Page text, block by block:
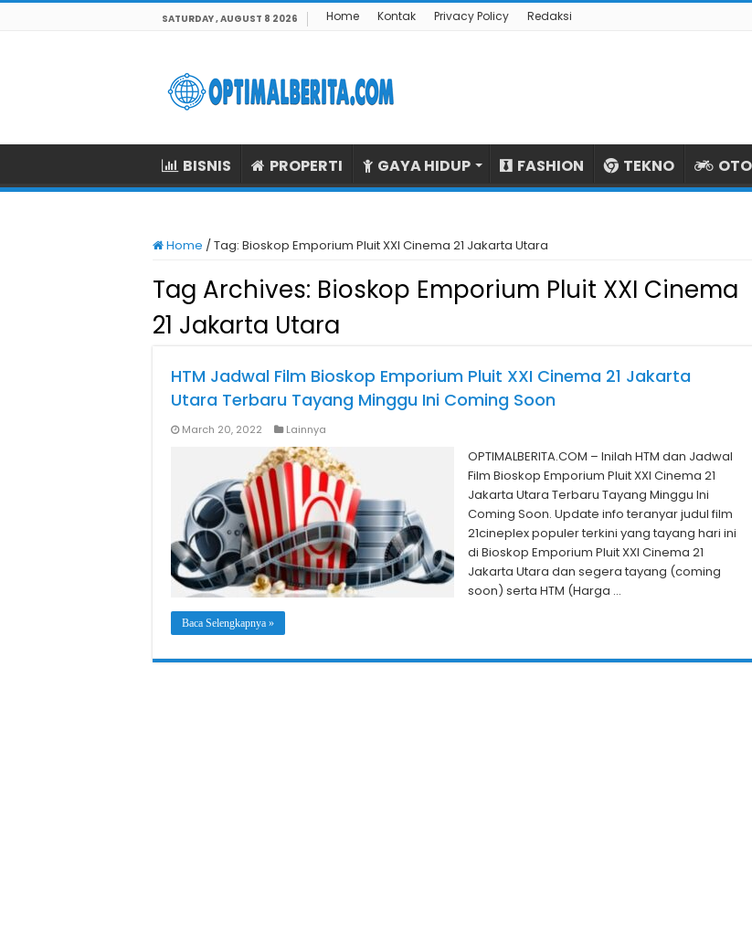
SATURDAY , AUGUST 8 2026 Home Kontak Privacy Policy Redaksi
BISNIS PROPERTI GAYA HIDUP FASHION TEKNO
Home /Tag: Bioskop Emporium Pluit XXI Cinema 21 Jakarta Utara
Tag Archives: Bioskop Emporium Pluit XXI Cinema
21 Jakarta Utara
HTM Jadwal Film Bioskop Emporium Pluit XXI Cinema 21 Jakarta
Utara Terbaru Tayang Minggu Ini Coming Soon
March 20, 2022 Lainnya
OPTIMALBERITA.COM – Inilah HTM dan Jadwal
Film Bioskop Emporium Pluit XXI Cinema 21
Jakarta Utara Terbaru Tayang Minggu Ini
Coming Soon. Update info teranyar judul film
21cineplex populer terkini yang tayang hari ini
di Bioskop Emporium Pluit XXI Cinema 21
Jakarta Utara dan segera tayang (coming
soon) serta HTM (Harga …
Baca Selengkapnya »